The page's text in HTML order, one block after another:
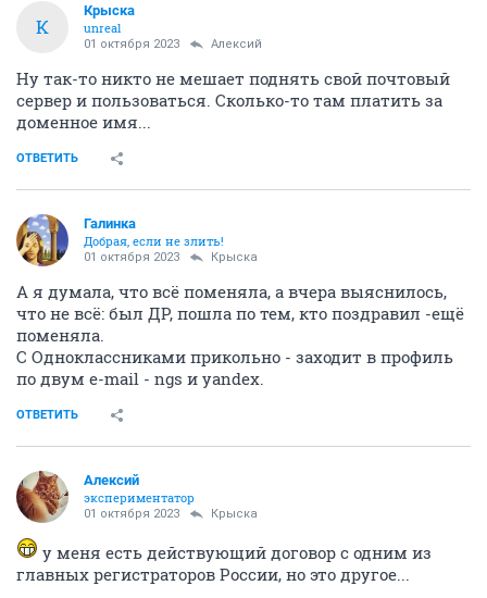
К
Крыска
unreal
01 октября 2023 Алексий
Ну так-то никто не мешает поднять свой почтовый
сервер и пользоваться. Сколько-то там платить за
доменное имя...
ОТВЕТИТЬ
Галинка
Добрая, если не злить!
01 октября 2023 Крыска
А я думала, что всё поменяла, а вчера выяснилось,
что не всё: был ДР, пошла по тем, кто поздравил -ещё
поменяла.
С Одноклассниками прикольно - заходит в профиль
по двум e-mail - ngs и yandex.
ОТВЕТИТЬ
Алексий
экспериментатор
01 октября 2023 Крыска
у меня есть действующий договор с одним из
главных регистраторов России, но это другое...